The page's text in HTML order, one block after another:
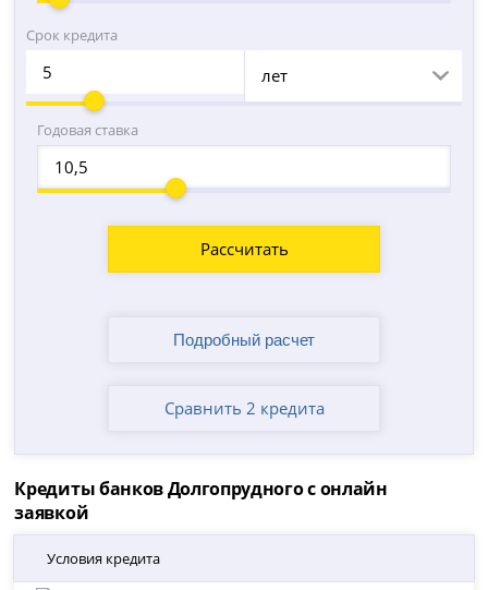
Срок кредита
лет
Годовая ставка
Рассчитать
Сравнить 2 кредита
Кредиты банков Долгопрудного с онлайн
заявкой
Условия кредита